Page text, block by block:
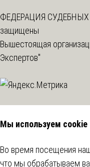
ФЕДЕРАЦИЯ СУДЕБНЫХ
защищены
Вышестоящая
Экспертов"
Мы используем cookie
Во время посещения
что мы обрабатываем